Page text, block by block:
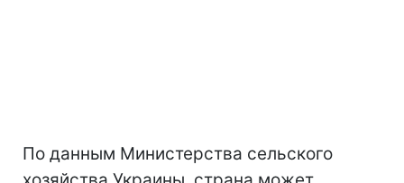
По данным Министерства сельского